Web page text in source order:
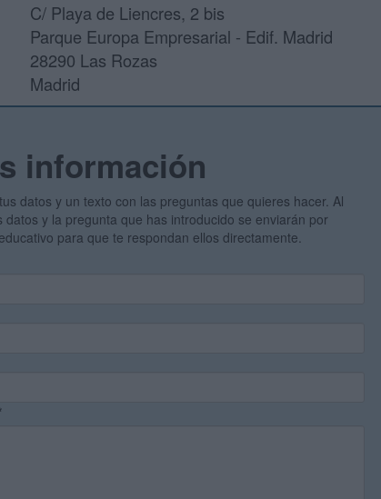
C/ Playa de Liencres, 2 bis
Parque Europa Empresarial - Edif. Madrid
28290 Las Rozas
Madrid
información
datos y un texto con las preguntas que quieres hacer. Al
datos y la pregunta que has introducido se enviarán por
para que te respondan ellos directamente.